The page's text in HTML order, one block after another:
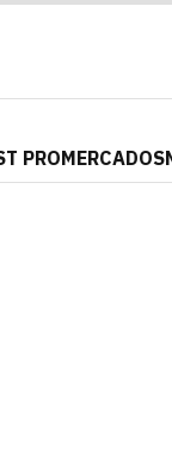
PROMERCADOS